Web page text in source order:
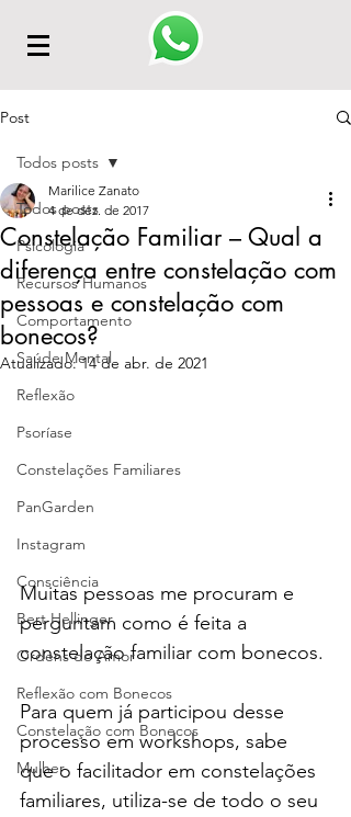
Post
Todos posts
Psicologia
Recursos Humanos
Comportamento
Saúde Mental
Reflexão
Psoríase
Constelações Familiares
PanGarden
Instagram
Consciência
Bert Hellinger
Ordens do Amor
Reflexão com Bonecos
Constelação com Bonecos
Mulher
Todos posts
Constelação Familiar – Qual a
diferença entre constelação com
pessoas e constelação com
bonecos?
Marilice Zanato
4 de dez. de 2017
Atualizado:14 de abr. de 2021
Muitas pessoas me procuram e
perguntam como é feita a
constelação familiar com bonecos.
Para quem já participou desse
processo em workshops, sabe
que o facilitador em constelações
familiares, utiliza-se de todo o seu